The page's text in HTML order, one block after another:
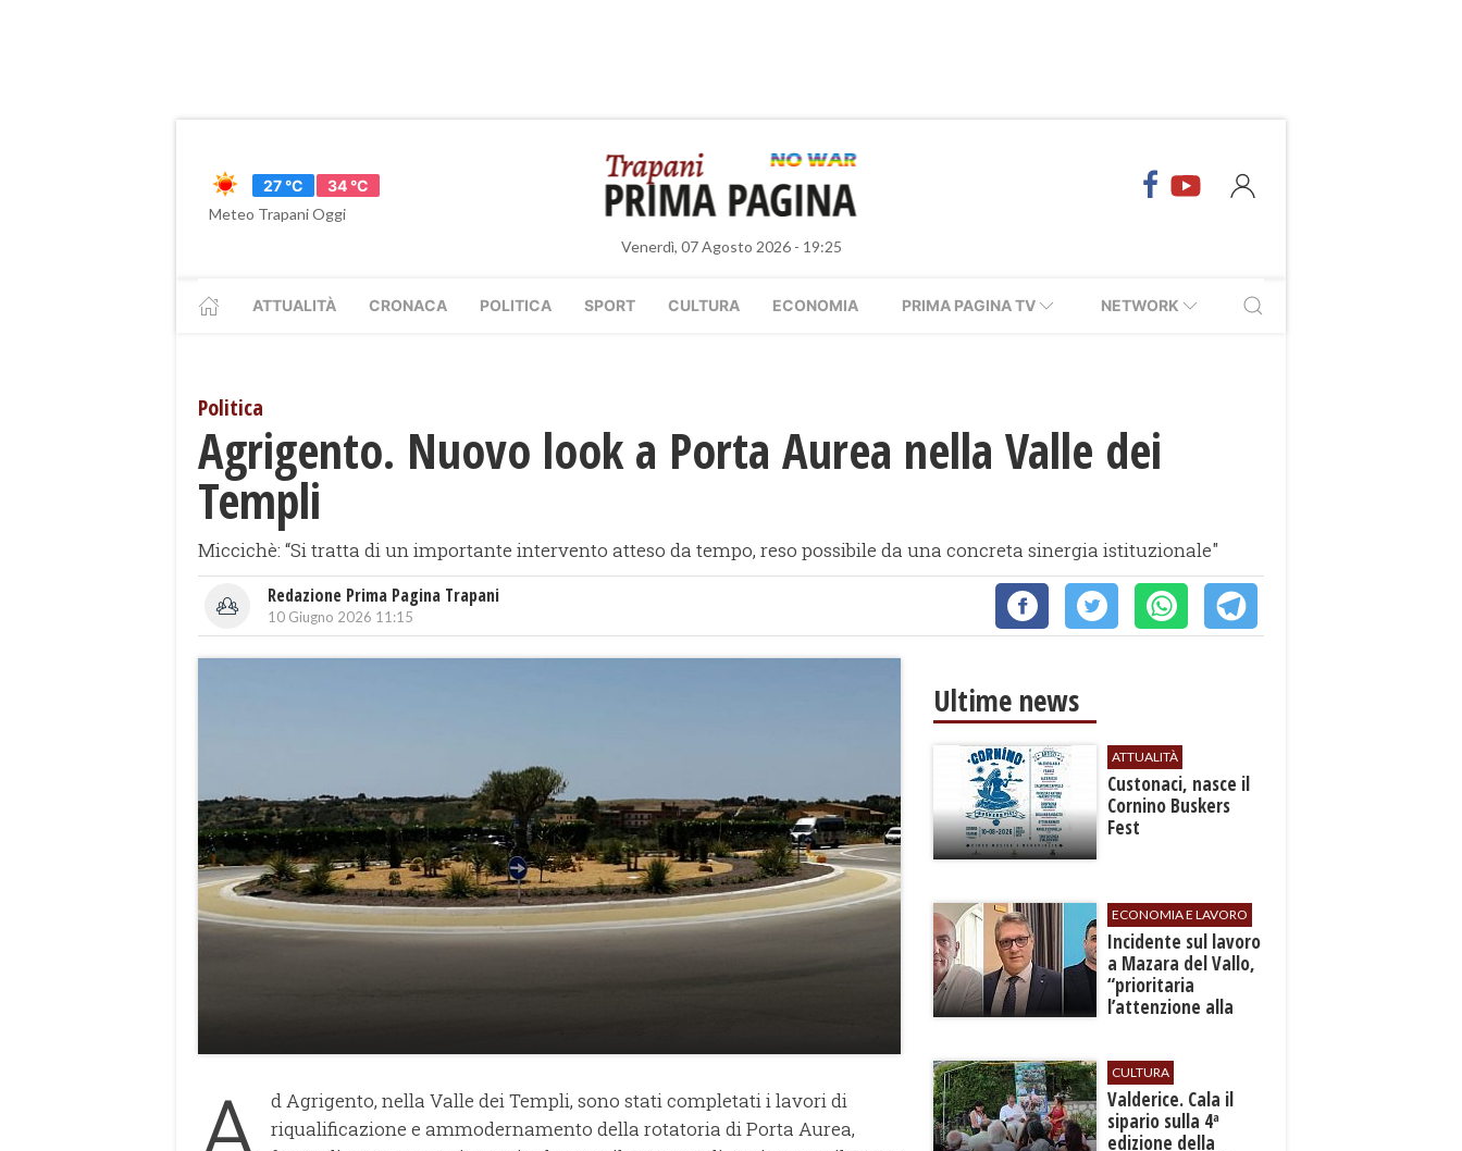
27 °C
34 °C
Meteo Trapani Oggi
Venerdì, 07 Agosto 2026 - 19:25
ATTUALITÀ CRONACA POLITICA SPORT CULTURA ECONOMIA PRIMA PAGINA TV NETWORK
Politica
Agrigento. Nuovo look a Porta Aurea nella Valle dei
Templi
Miccichè: “Si tratta di un importante intervento atteso da tempo, reso possibile da una concreta sinergia istituzionale"
Redazione Prima Pagina Trapani
10 Giugno 2026 11:15
A d Agrigento, nella Valle dei Templi, sono stati completati i lavori di
riqualificazione e ammodernamento della rotatoria di Porta Aurea,
Ultime news
ATTUALITÀ
Custonaci, nasce il
Cornino Buskers
Fest
ECONOMIA E LAVORO
​Incidente sul lavoro
a Mazara del Vallo,
“prioritaria
l’attenzione alla
CULTURA
Valderice. Cala il
sipario sulla 4ª
edizione della